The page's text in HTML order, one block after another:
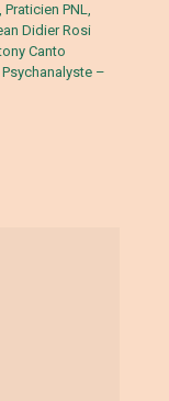
PNL,
Didier Rosi
Canto
–